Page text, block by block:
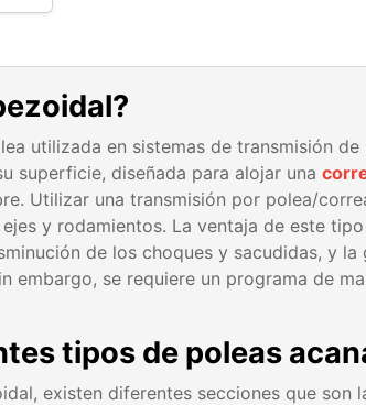
utilizada en sistemas de transmisión
superficie, diseñada para alojar una
Utilizar una transmisión por polea/
y rodamientos. La ventaja de este
de los choques y sacudidas, y
embargo, se requiere un programa de
tipos de poleas
existen diferentes secciones que son